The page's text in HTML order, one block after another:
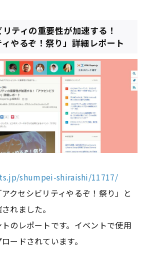
ティの重要性が加速する！
ィやるぞ！祭り」詳細レポート
shumpei-shiraishi/11717/
クセシビリティやるぞ！祭り」と
れました。
のレポートです。イベントで使用
ードされています。